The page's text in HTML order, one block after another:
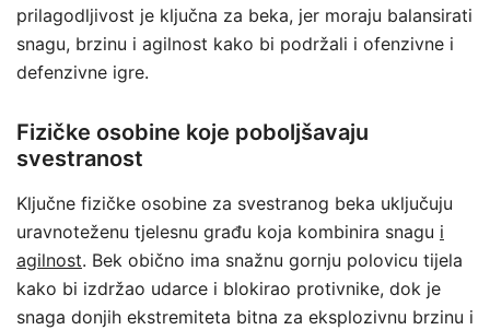
prilagodljivost je ključna za beka, jer moraju balansirati
snagu, brzinu i agilnost kako bi podržali i ofenzivne i
defenzivne igre.
Fizičke osobine koje poboljšavaju
svestranost
Ključne fizičke osobine za svestranog beka uključuju
uravnoteženu tjelesnu građu koja kombinira snagu i
agilnost. Bek obično ima snažnu gornju polovicu tijela
kako bi izdržao udarce i blokirao protivnike, dok je
snaga donjih ekstremiteta bitna za eksplozivnu brzinu i